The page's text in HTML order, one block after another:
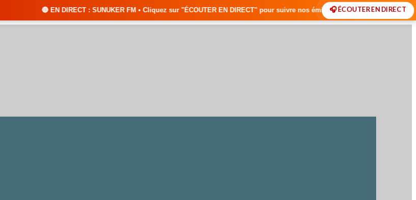
🔴 EN DIRECT : SUNUKER FM • Cliquez sur "ÉCOUTER EN DIRECT" pour suivre nos émissions en temps réel • 🇸🇳 Actualités
🎧 ÉCOUTER EN DIRECT